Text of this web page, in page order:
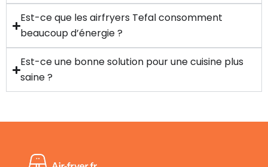
Est-ce que les airfryers Tefal consomment
beaucoup d’énergie ?
Est-ce une bonne solution pour une cuisine plus
saine ?